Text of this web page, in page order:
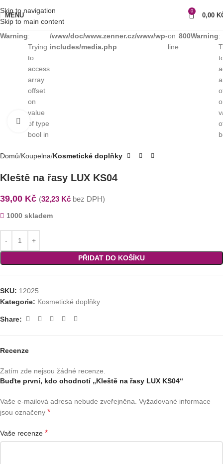
Skip to navigation
Skip to main content
MENU
0
0,00
Warning:
Trying
to
access
array
offset
on
value
of type
bool in
/www/doc/www.zenner.cz/www/wp-
includes/media.php
on
line
800Warning:
Klikni pro zvětšení
Domů Koupelna Kosmetické doplňky
Kleště na řasy LUX KS04
39,00 Kč (32,23 Kč bez DPH)
1000 skladem
PŘIDAT DO KOŠÍKU
SKU: 12025
Kategorie: Kosmetické doplňky
Share:
Recenze
Zatím zde nejsou žádné recenze.
Buďte první, kdo ohodnotí „Kleště na řasy LUX KS04“
Vaše e-mailová adresa nebude zveřejněna. Vyžadované informace
jsou označeny *
Vaše recenze *